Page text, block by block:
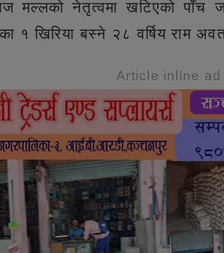
मल्लको नेतृत्वमा खटिएको पाँच
१ खिरिया बस्ने २८ वर्षिय राम
Article inline ad